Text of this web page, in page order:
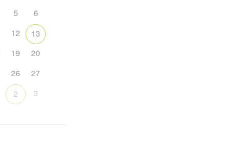
5
6
12
13
19
20
26
27
2 3